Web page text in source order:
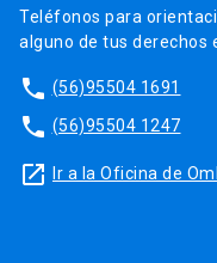
Teléfonos para
alguno de tus derechos
phone (56)95504 1691
phone (56)95504 1247
launch Ir a la Oficina de